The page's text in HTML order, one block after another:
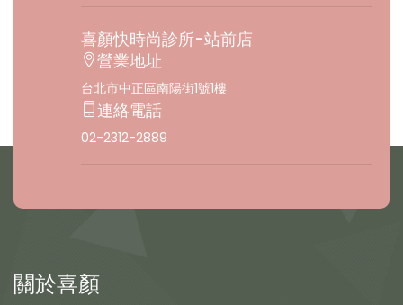
喜顏快時尚診所-站前店
營業地址
台北市中正區南陽街1號1樓
連絡電話
02-2312-2889
關於喜顏